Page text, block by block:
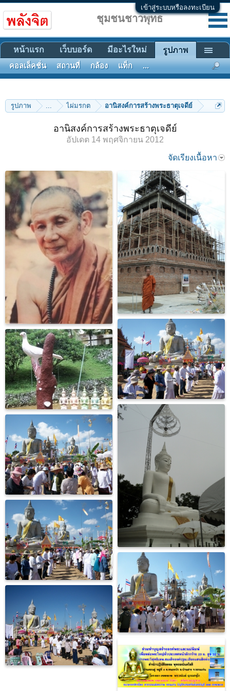
เข้าสู่ระบบหรือลงทะเบียน
รูปภาพ ... ไผ่มรกต อานิสงค์การสร้างพระธาตุเจดีย์
อานิสงค์การสร้างพระธาตุเจดีย์
อัปเดต 14 พฤศจิกายน 2012
จัดเรียงเนื้อหา
ชุมชนชาวพุทธ
หน้าแรก เว็บบอร์ด มีอะไรใหม่ รูปภาพ
คอลเล็คชั่น สถานที่ กล้อง แท็ก ...